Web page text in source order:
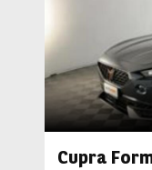
Cupra